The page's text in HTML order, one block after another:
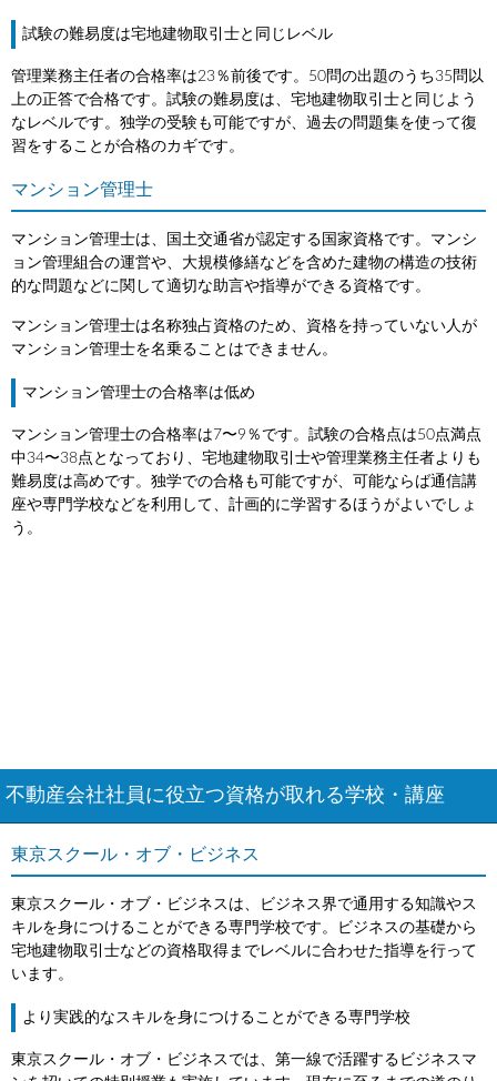
試験の難易度は宅地建物取引士と同じレベル
管理業務主任者の合格率は23％前後です。50問の出題のうち35問以
上の正答で合格です。試験の難易度は、宅地建物取引士と同じよう
なレベルです。独学の受験も可能ですが、過去の問題集を使って復
習をすることが合格のカギです。
マンション管理士
マンション管理士は、国土交通省が認定する国家資格です。マンシ
ョン管理組合の運営や、大規模修繕などを含めた建物の構造の技術
的な問題などに関して適切な助言や指導ができる資格です。
マンション管理士は名称独占資格のため、資格を持っていない人が
マンション管理士を名乗ることはできません。
マンション管理士の合格率は低め
マンション管理士の合格率は7〜9％です。試験の合格点は50点満点
中34〜38点となっており、宅地建物取引士や管理業務主任者よりも
難易度は高めです。独学での合格も可能ですが、可能ならば通信講
座や専門学校などを利用して、計画的に学習するほうがよいでしょ
う。
不動産会社社員に役立つ資格が取れる学校・講座
東京スクール・オブ・ビジネス
東京スクール・オブ・ビジネスは、ビジネス界で通用する知識やス
キルを身につけることができる専門学校です。ビジネスの基礎から
宅地建物取引士などの資格取得までレベルに合わせた指導を行って
います。
より実践的なスキルを身につけることができる専門学校
東京スクール・オブ・ビジネスでは、第一線で活躍するビジネスマ